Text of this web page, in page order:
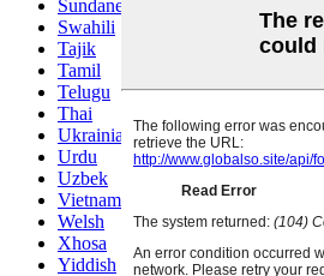
Sundanese
Swahili
Tajik
Tamil
Telugu
Thai
Ukrainian
Urdu
Uzbek
Vietnamese
Welsh
Xhosa
Yiddish